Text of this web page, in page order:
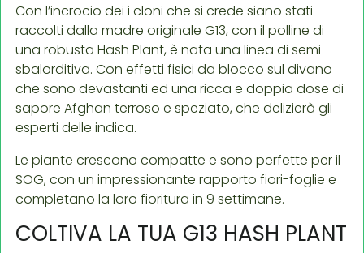
Con l’incrocio dei i cloni che si crede siano stati
raccolti dalla madre originale G13, con il polline di
una robusta Hash Plant, è nata una linea di semi
sbalorditiva. Con effetti fisici da blocco sul divano
che sono devastanti ed una ricca e doppia dose di
sapore Afghan terroso e speziato, che delizierà gli
esperti delle indica.
Le piante crescono compatte e sono perfette per il
SOG, con un impressionante rapporto fiori-foglie e
completano la loro fioritura in 9 settimane.
COLTIVA LA TUA G13 HASH PLANT